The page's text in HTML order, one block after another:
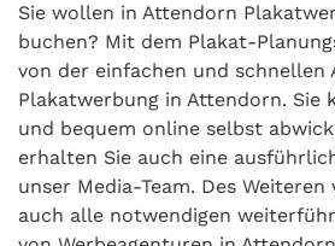
Sie wollen in Attendorn
buchen? Mit dem Plakat-
von der einfachen und schnellen
Plakatwerbung in Attendorn. Sie
und bequem online selbst
erhalten Sie auch eine
unser Media-Team. Des
auch alle notwendigen